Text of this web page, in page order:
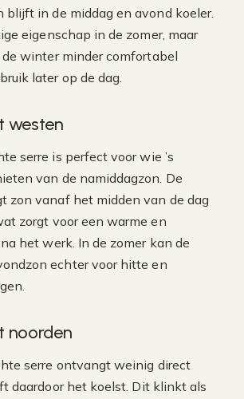
blijft in de middag en avond koeler.
eigenschap in de zomer, maar
de winter minder comfortabel
later op de dag.
westen
serre is perfect voor wie ’s
van de namiddagzon. De
zon vanaf het midden van de dag
zorgt voor een warme en
het werk. In de zomer kan de
echter voor hitte en
noorden
serre ontvangt weinig direct
daardoor het koelst. Dit klinkt als